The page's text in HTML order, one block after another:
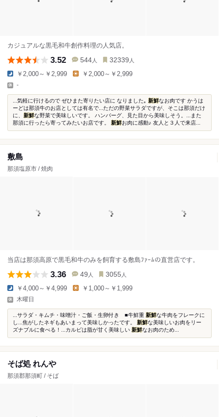
カジュアルな黒毛和牛創作料理の人気店。
3.52 544 人 32339 人
￥2,000～￥2,999 ￥2,000～￥2,999
-
...気軽に行けるので ぜひまた寄りたい店に なりました｡ 新鮮なお肉です かうは
ーどは那須牛のお店としては有名で...ただの野菜サラダですが、そこは那須だけ
に、 新鮮な野菜で美味しいです。 ハンバーグ、見た目から美味しそう。...また
那須に行ったら寄ってみたいお店です。 新鮮お肉に感動♪ 友人と３人で来店...
敷島
那須塩原市 / 焼肉
当店は那須高原で黒毛和牛のみを飼育する敷島ﾌｧｰﾑの直営店です。
3.36 49 人 3055 人
￥4,000～￥4,999 ￥1,000～￥1,999
木曜日
...サラダ・キムチ・味噌汁・ご飯・生卵付き ■牛鮮重 新鮮な牛肉をフレークに
し...焦がしたネギもあいまって美味しかったです。 新鮮な美味しいお肉をリー
ズナブルに食べる！...カルビは脂が甘く美味しい 新鮮なお肉のため...
そば処 れんや
那須郡那須町 / そば